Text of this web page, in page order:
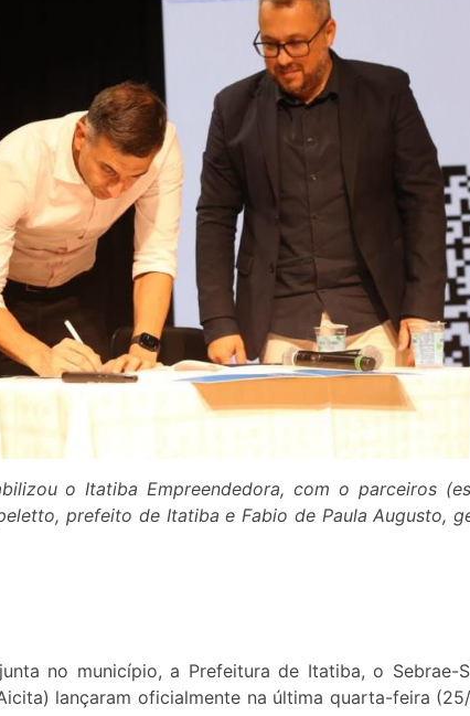
o Itatiba Empreendedora, com o parceiros
prefeito de Itatiba e Fabio de Paula Augusto,
no município, a Prefeitura de Itatiba, o Sebrae-
lançaram oficialmente na última quarta-feira